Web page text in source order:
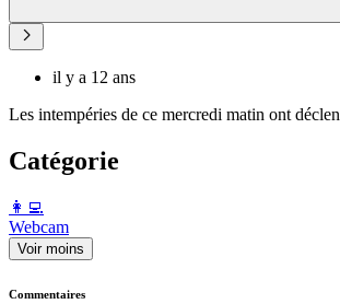
il y a 12 ans
Les intempéries de ce mercredi matin ont
Catégorie
️👩‍💻️
Webcam
Voir moins
Commentaires